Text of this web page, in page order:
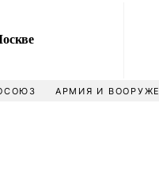
АРМИЯ И